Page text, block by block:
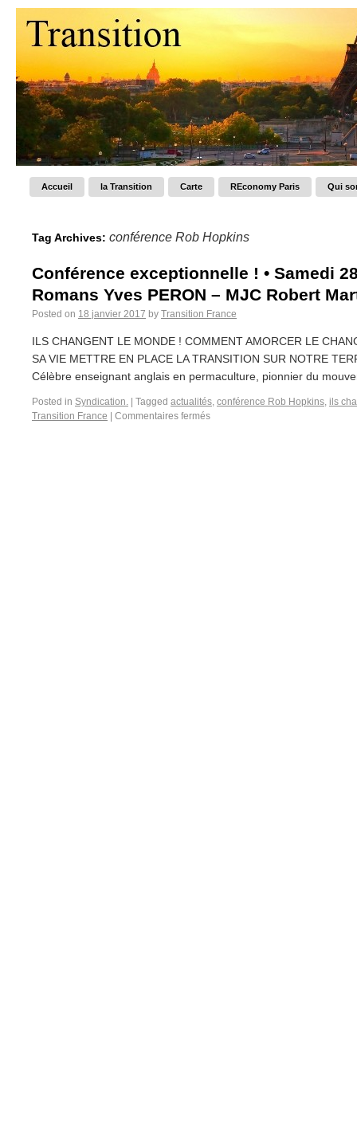
Accueil la Transition Carte REconomy Paris Qui
Tag Archives: conférence Rob Hopkins
Conférence exceptionnelle ! • Samedi
Romans Yves PERON – MJC Robert
Posted on 18 janvier 2017 by Transition France
ILS CHANGENT LE MONDE ! COMMENT AMORCER LE
SA VIE METTRE EN PLACE LA TRANSITION SUR NOTRE
Célèbre enseignant anglais en permaculture, pionnier du
Posted in Syndication. Tagged actualités, conférence Rob Hopkins, ils
Transition France
Commentaires fermés